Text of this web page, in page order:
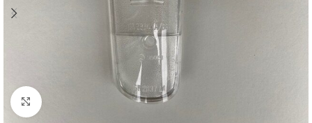
Cliquez pour agrandir